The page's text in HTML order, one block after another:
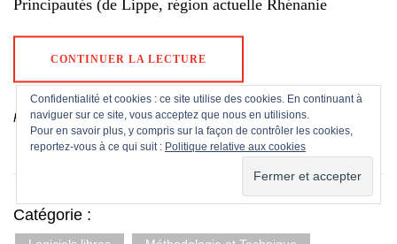
Principautés (de Lippe, région actuelle Rhénanie
CONTINUER LA LECTURE
Publié le2 janvier 2019 Rédigé parGeneAllemagne
Catégorie :
Confidentialité et cookies : ce site utilise des cookies. En continuant à
naviguer sur ce site, vous acceptez que nous en utilisions.
Pour en savoir plus, y compris sur la façon de contrôler les cookies,
reportez-vous à ce qui suit : Politique relative aux cookies